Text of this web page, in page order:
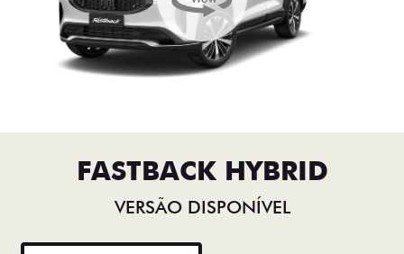
FASTBACK HYBRID
VERSÃO DISPONÍVEL